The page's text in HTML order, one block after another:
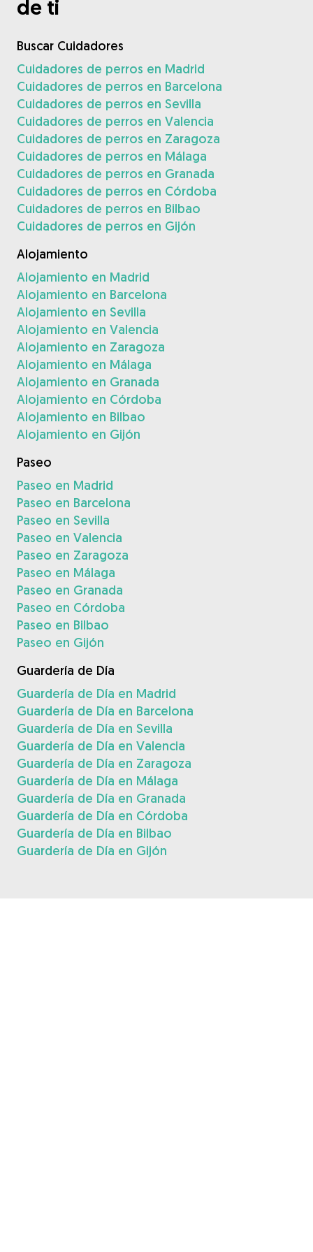
de ti
Buscar Cuidadores
Cuidadores de perros en Madrid
Cuidadores de perros en Barcelona
Cuidadores de perros en Sevilla
Cuidadores de perros en Valencia
Cuidadores de perros en Zaragoza
Cuidadores de perros en Málaga
Cuidadores de perros en Granada
Cuidadores de perros en Córdoba
Cuidadores de perros en Bilbao
Cuidadores de perros en Gijón
Alojamiento
Alojamiento en Madrid
Alojamiento en Barcelona
Alojamiento en Sevilla
Alojamiento en Valencia
Alojamiento en Zaragoza
Alojamiento en Málaga
Alojamiento en Granada
Alojamiento en Córdoba
Alojamiento en Bilbao
Alojamiento en Gijón
Paseo
Paseo en Madrid
Paseo en Barcelona
Paseo en Sevilla
Paseo en Valencia
Paseo en Zaragoza
Paseo en Málaga
Paseo en Granada
Paseo en Córdoba
Paseo en Bilbao
Paseo en Gijón
Guardería de Día
Guardería de Día en Madrid
Guardería de Día en Barcelona
Guardería de Día en Sevilla
Guardería de Día en Valencia
Guardería de Día en Zaragoza
Guardería de Día en Málaga
Guardería de Día en Granada
Guardería de Día en Córdoba
Guardería de Día en Bilbao
Guardería de Día en Gijón